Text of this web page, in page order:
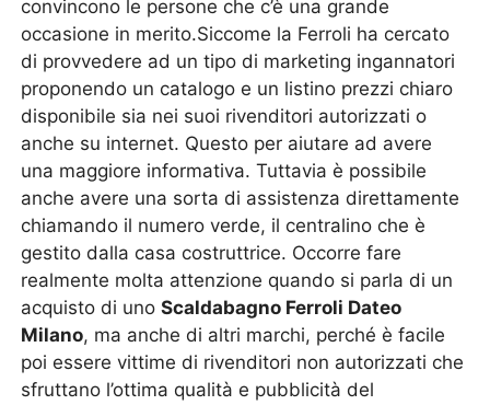
convincono le persone che c’è una grande
occasione in merito.Siccome la Ferroli ha cercato
di provvedere ad un tipo di marketing ingannatori
proponendo un catalogo e un listino prezzi chiaro
disponibile sia nei suoi rivenditori autorizzati o
anche su internet. Questo per aiutare ad avere
una maggiore informativa. Tuttavia è possibile
anche avere una sorta di assistenza direttamente
chiamando il numero verde, il centralino che è
gestito dalla casa costruttrice. Occorre fare
realmente molta attenzione quando si parla di un
acquisto di unoScaldabagno Ferroli Dateo
Milano, ma anche di altri marchi, perché è facile
poi essere vittime di rivenditori non autorizzati che
sfruttano l’ottima qualità e pubblicità del